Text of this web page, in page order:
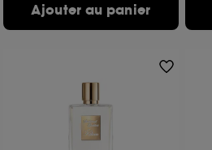
Ajouter au panier